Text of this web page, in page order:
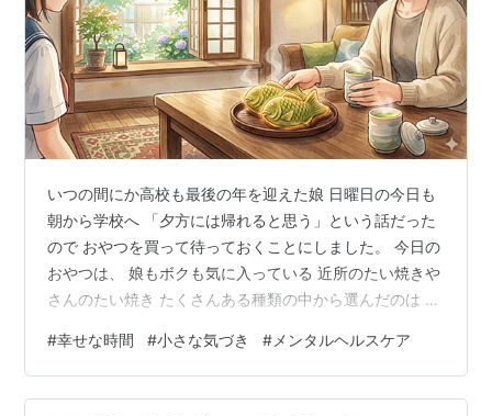
いつの間にか高校も最後の年を迎えた娘 日曜日の今日も
朝から学校へ 「夕方には帰れると思う」という話だった
ので おやつを買って待っておくことにしました。 今日の
おやつは、 娘もボクも気に入っている 近所のたい焼きや
さんのたい焼き たくさんある種類の中から選んだのは 娘
ってきた娘と 15分ほどでしたがおやつタイムを取りまし
た。 短い時間であっても癒しを感じるのは たい焼きの温
かさのせいだけではないと感じました。 例え短い時間で
#幸せな時間 #小さな気づき # メンタルヘルスケア